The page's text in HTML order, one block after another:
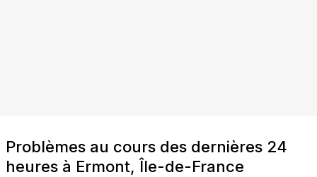
Problèmes au cours des dernières 24
heures à Ermont, Île-de-France